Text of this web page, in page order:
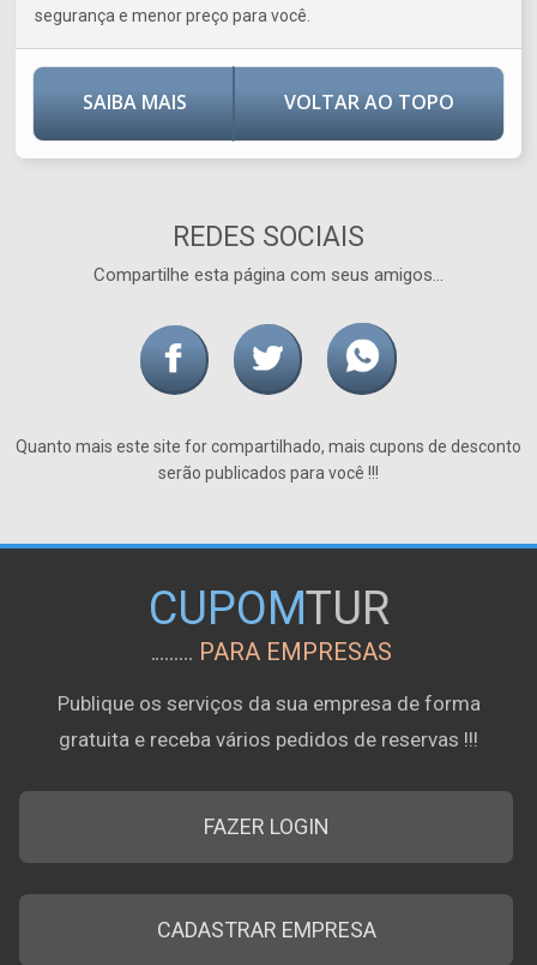
segurança e menor preço para você.
SAIBA MAIS VOLTAR AO TOPO
REDES SOCIAIS
Compartilhe esta página com seus amigos...
Quanto mais este site for compartilhado, mais cupons de desconto
serão publicados para você !!!
CUPOMTUR
PARA EMPRESAS
Publique os serviços da sua empresa de forma
gratuita e receba vários pedidos de reservas !!!
FAZER LOGIN
CADASTRAR EMPRESA